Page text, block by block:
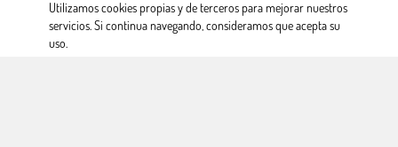
Condiciones de uso
Utilizamos cookies propias y de terceros para mejorar nuestros
servicios. Si continua navegando, consideramos que acepta su
uso.